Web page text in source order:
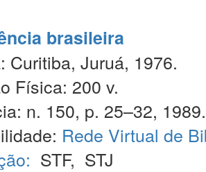
brasileira
Curitiba, Juruá, 1976.
Física: 200 v.
n. 150, p. 25–32, 1989.
Rede Virtual de
STF, STJ